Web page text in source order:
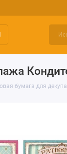
бумага для